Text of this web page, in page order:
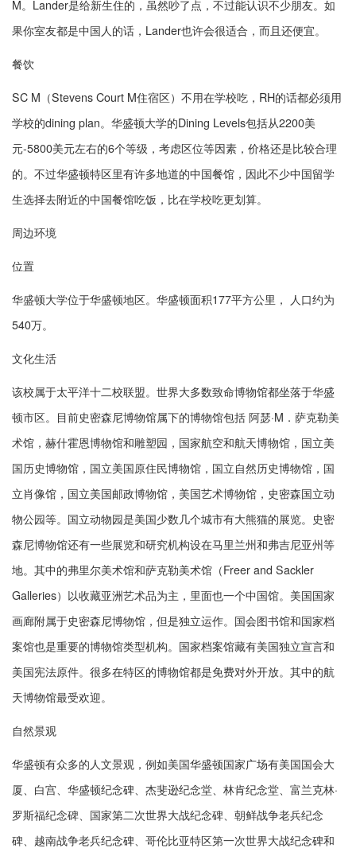
M。Lander是给新生住的，虽然吵了点，不过能认识不少朋友。如
果你室友都是中国人的话，Lander也许会很适合，而且还便宜。
餐饮
SC M（Stevens Court M住宿区）不用在学校吃，RH的话都必须用
学校的dining plan。华盛顿大学的Dining Levels包括从2200美
元-5800美元左右的6个等级，考虑区位等因素，价格还是比较合理
的。不过华盛顿特区里有许多地道的中国餐馆，因此不少中国留学
生选择去附近的中国餐馆吃饭，比在学校吃更划算。
周边环境
位置
华盛顿大学位于华盛顿地区。华盛顿面积177平方公里， 人口约为
540万。
文化生活
该校属于太平洋十二校联盟。世界大多数致命博物馆都坐落于华盛
顿市区。目前史密森尼博物馆属下的博物馆包括 阿瑟·M．萨克勒美
术馆，赫什霍恩博物馆和雕塑园，国家航空和航天博物馆，国立美
国历史博物馆，国立美国原住民博物馆，国立自然历史博物馆，国
立肖像馆，国立美国邮政博物馆，美国艺术博物馆，史密森国立动
物公园等。国立动物园是美国少数几个城市有大熊猫的展览。史密
森尼博物馆还有一些展览和研究机构设在马里兰州和弗吉尼亚州等
地。其中的弗里尔美术馆和萨克勒美术馆（Freer and Sackler
Galleries）以收藏亚洲艺术品为主，里面也一个中国馆。美国国家
画廊附属于史密森尼博物馆，但是独立运作。国会图书馆和国家档
案馆也是重要的博物馆类型机构。国家档案馆藏有美国独立宣言和
美国宪法原件。很多在特区的博物馆都是免费对外开放。其中的航
天博物馆最受欢迎。
自然景观
华盛顿有众多的人文景观，例如美国华盛顿国家广场有美国国会大
厦、白宫、华盛顿纪念碑、杰斐逊纪念堂、林肯纪念堂、富兰克林·
罗斯福纪念碑、国家第二次世界大战纪念碑、朝鲜战争老兵纪念
碑、越南战争老兵纪念碑、哥伦比亚特区第一次世界大战纪念碑和